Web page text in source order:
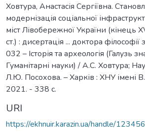
Ховтура, Анастасія Сергіївна.
модернізація соціальної
міст Лівобережної України (кінець
ст.) : дисертація ... доктора філософії
032 – Історія та археологія (Галузь
Гуманітарні науки) / А.С. Ховтура;
Л.Ю. Посохова. – Харків : ХНУ імені
2021. - 338 с.
URI
https://ekhnuir.karazin.ua/handle/